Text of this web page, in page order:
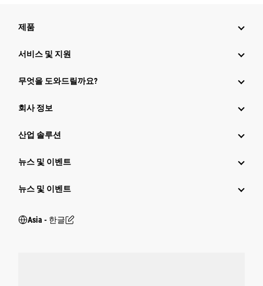
제품
서비스 및 지원
무엇을 도와드릴까요?
회사 정보
산업 솔루션
뉴스 및 이벤트
뉴스 및 이벤트
Asia - 한글